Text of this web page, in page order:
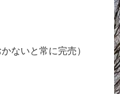
ないと常に完売）